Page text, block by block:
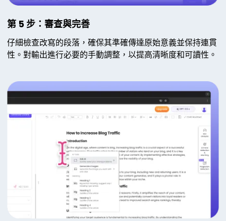
第 5 步：審查與完善
仔細檢查改寫的段落，確保其準確傳達原始意義並保持連貫
性。對輸出進行必要的手動調整，以提高清晰度和可讀性。